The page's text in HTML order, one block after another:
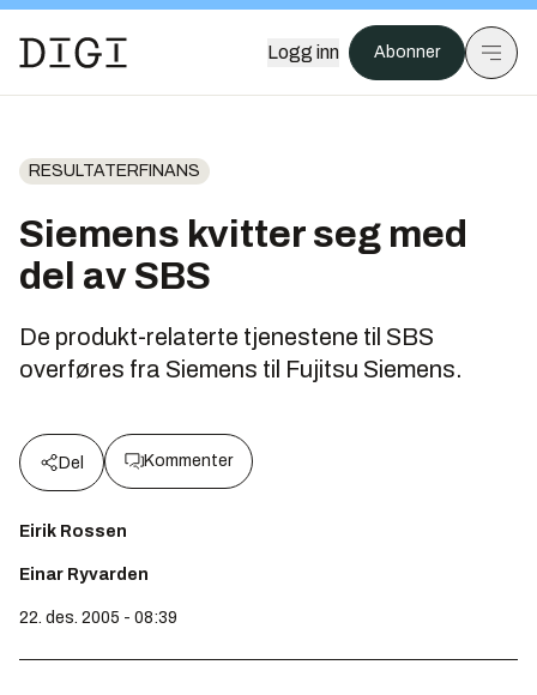
Logg inn Abonner
RESULTATERFINANS
Siemens kvitter seg med
del av SBS
De produkt-relaterte tjenestene til SBS
overføres fra Siemens til Fujitsu Siemens.
Del Kommenter
Eirik Rossen
Einar Ryvarden
22. des. 2005 - 08:39